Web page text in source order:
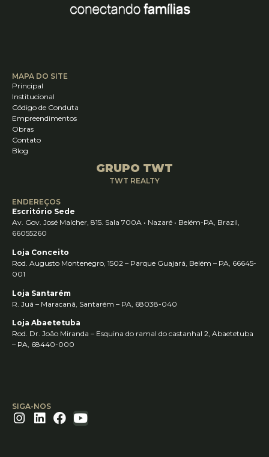
MAPA DO SITE
Principal
Institucional
Código de Conduta
Empreendimentos
Obras
Contato
Blog
GRUPO TWT
TWT REALTY
ENDEREÇOS
Escritório Sede
Av. Gov. José Malcher, 815. Sala 700A • Nazaré • Belém-PA, Brazil,
66055260
Loja Conceito
Rod. Augusto Montenegro, 1502 – Parque Guajará, Belém – PA, 66645-
001
Loja Santarém
R. Juá – Maracanã, Santarém – PA, 68038-040
Loja Abaetetuba
Rod. Dr. João Miranda – Esquina do ramal do castanhal 2, Abaetetuba
– PA, 68440-000
SIGA-NOS